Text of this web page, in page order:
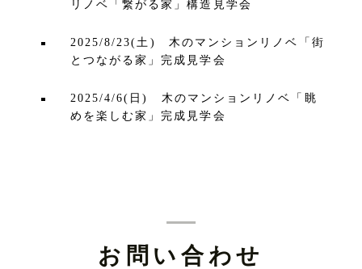
リノベ「繋がる家」構造見学会
2025/8/23(土) 木のマンションリノベ「街
とつながる家」完成見学会
2025/4/6(日) 木のマンションリノベ「眺
めを楽しむ家」完成見学会
お問い合わせ